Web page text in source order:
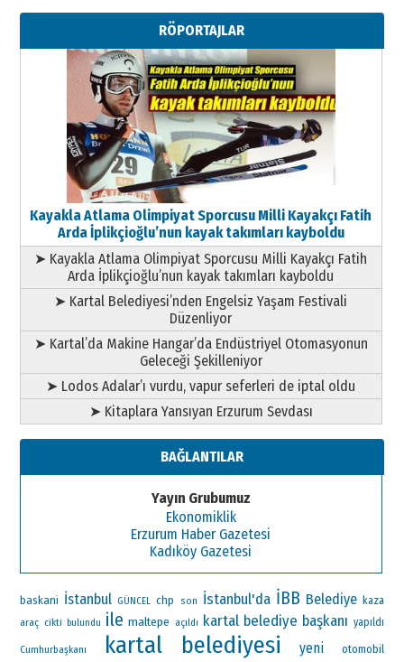
Metin Külünk: Aileyi Korumak
Geleceği Korumaktır
11 Mayıs 2026 Pazartesi
RÖPORTAJLAR
Kayakla Atlama Olimpiyat Sporcusu Milli Kayakçı Fatih
Arda İplikçioğlu’nun kayak takımları kayboldu
➤ Kayakla Atlama Olimpiyat Sporcusu Milli Kayakçı Fatih
Arda İplikçioğlu’nun kayak takımları kayboldu
➤ Kartal Belediyesi’nden Engelsiz Yaşam Festivali
Düzenliyor
➤ Kartal’da Makine Hangar’da Endüstriyel Otomasyonun
Geleceği Şekilleniyor
➤ Lodos Adalar’ı vurdu, vapur seferleri de iptal oldu
➤ Kitaplara Yansıyan Erzurum Sevdası
BAĞLANTILAR
Yayın Grubumuz
Ekonomiklik
Erzurum Haber Gazetesi
Kadıköy Gazetesi
baskani İstanbul GÜNCEL chp son İstanbul'da İBB Belediye kaza
araç cikti bulundu ile maltepe açıldı kartal belediye başkanı yapıldı
Cumhurbaşkanı kartal belediyesi yeni otomobil